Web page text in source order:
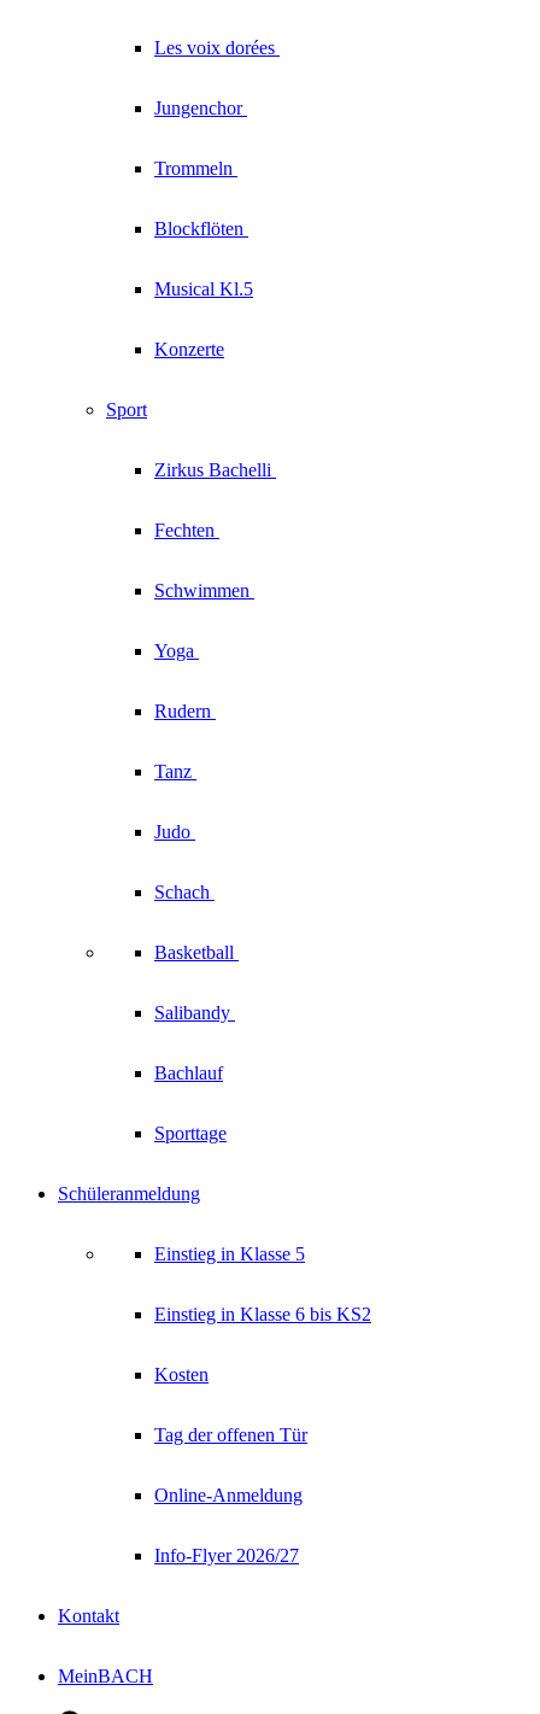
Les voix dorées
Jungenchor
Trommeln
Blockflöten
Musical Kl.5
Konzerte
Sport
Zirkus Bachelli
Fechten
Schwimmen
Yoga
Rudern
Tanz
Judo
Schach
Basketball
Salibandy
Bachlauf
Sporttage
Schüleranmeldung
Einstieg in Klasse 5
Einstieg in Klasse 6 bis KS2
Kosten
Tag der offenen Tür
Online-Anmeldung
Info-Flyer 2026/27
Kontakt
MeinBACH